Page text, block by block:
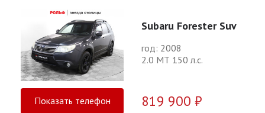
Subaru Forester Suv
год: 2008
2.0 МТ 150 л.с.
Показать телефон 819 900 ₽